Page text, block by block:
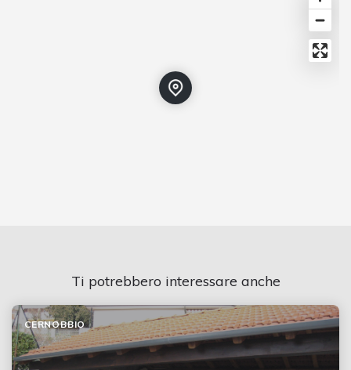
Ti potrebbero interessare anche
CERNOBBIO